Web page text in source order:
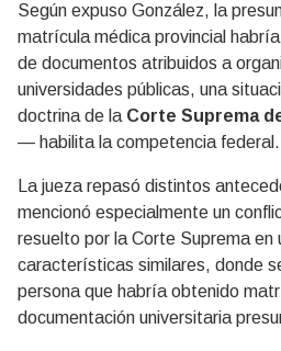
Según expuso González, la
matrícula médica provincial
de documentos atribuidos a
universidades públicas, una
doctrina de la Corte Suprema
— habilita la competencia federal.
La jueza repasó distintos
mencionó especialmente un
resuelto por la Corte Suprema en
características similares, donde
persona que habría obtenido
documentación universitaria